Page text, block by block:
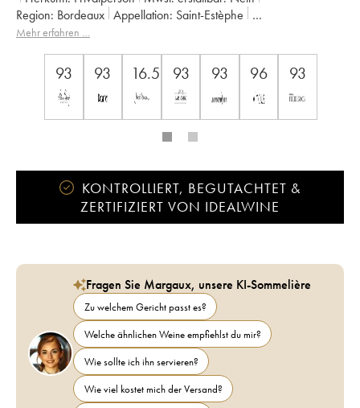
Region:
Bordeaux Appellation:
Saint-Estèphe
Klassifizierung:
Mehr erfahren …
93 93 16.5 93 93 96 93
KONTROLLIERT, BEGUTACHTET &
ZERTIFIZIERT VON IDEALWINE
Fragen Sie Margaux, unsere KI-Sommelière
Zu welchem Gericht passt es?
Welche ähnlichen Weine empfiehlst du mir?
Wie sollte ich ihn servieren?
Wie viel kostet mich der Versand?